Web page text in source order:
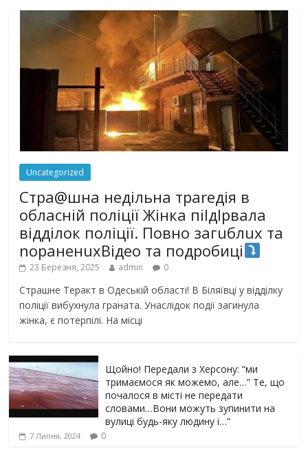
Uncategorized
Стра@шна недільна траrедія в
обласній поліції Жінка піlдlрвала
відділок поліції. Повно загuблuх та
nораненuхВідео та подробиці
23 Березня, 2025 admin 0
Страшне Теракт в Одеській області! В Біляївці у відділку
поліції вибухнула граната. Унаслідок події загинула
жінка, є потерпілі. На місці
Щойно! Передали з Херсону: “ми
тримаємося як можемо, але…” Те, що
почалося в місті не передати
словами…Вони можуть зупинити на
вулиці будь-яку людину і…”
7 Липня, 2024 0